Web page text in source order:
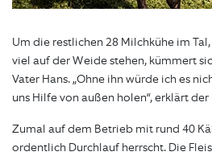
Um die restlichen 28 Milchkühe im
viel auf der Weide stehen, kümmert
Vater Hans. „Ohne ihn würde ich es
uns Hilfe von außen holen“, erklärt
Zumal auf dem Betrieb mit rund 40
ordentlich Durchlauf herrscht. Die